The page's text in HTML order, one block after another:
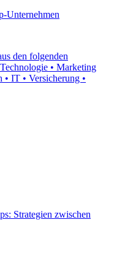
Unternehmen
den folgenden
• Marketing
• IT • Versicherung •
Strategien zwischen